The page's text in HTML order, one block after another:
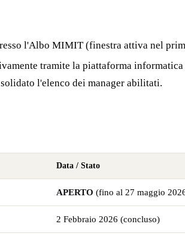
l'Albo MIMIT (finestra attiva nel
tramite la piattaforma
l'elenco dei manager abilitati.
Data / Stato
APERTO (fino al 27 maggio
2 Febbraio 2026 (concluso)